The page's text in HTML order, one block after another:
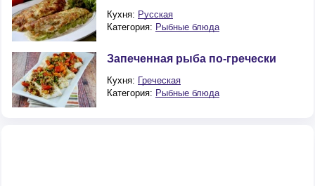
Кухня: Русская
Категория: Рыбные блюда
Запеченная рыба по-гречески
Кухня: Греческая
Категория: Рыбные блюда